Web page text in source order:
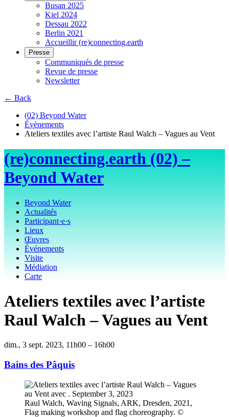
Busan 2025
Kiel 2024
Dessau 2022
Berlin 2021
Accueillir (re)connecting.earth
Presse
Communiqués de presse
Revue de presse
Newsletter
← Back
(02) Beyond Water
Évènements
Ateliers textiles avec l’artiste Raul Walch – Vagues au Vent
(re)connecting.earth (02) –
Beyond Water
Beyond Water
Actualités
Participant·e·s
Lieux
Œuvres
Événements
Visite
Médiation
Carte
Ateliers textiles avec l’artiste
Raul Walch – Vagues au Vent
dim., 3 sept. 2023, 11h00 – 16h00
Bains des Pâquis
Raul Walch, Waving Signals, ARK, Dresden, 2021,
Flag making workshop and flag choreography. ©